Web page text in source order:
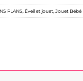
PLANS Éveil et jouet Jouet Bébé